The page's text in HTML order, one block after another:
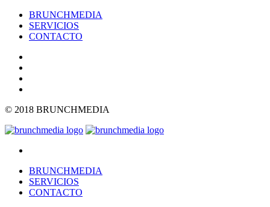
BRUNCHMEDIA
SERVICIOS
CONTACTO
© 2018 BRUNCHMEDIA
BRUNCHMEDIA
SERVICIOS
CONTACTO